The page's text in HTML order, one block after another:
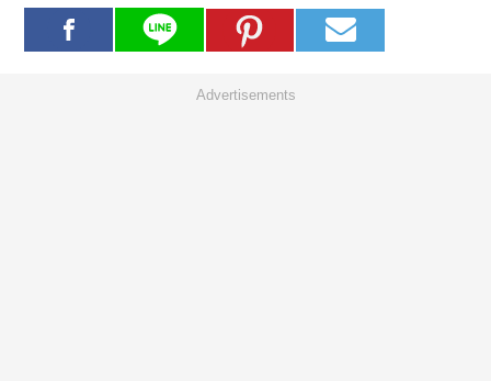
Advertisements